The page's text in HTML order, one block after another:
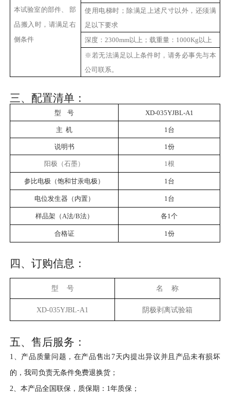
本试验室的部件、
部
品搬入时，请满足右
侧条件
使用电梯时；除满足上述尺寸以外，还须满
足以下要求
深度：2300mm以上；载重量：1000Kg以上
※若无法满足以上条件时，请务必事先与本
公司联系。
三、配置清单：
型 号 XD-035YJBL-A1
主 机 1台
说明书 1份
阳极（石墨） 1根
参比电极（饱和甘汞电极） 1台
电位发生器（内置） 1台
样品架（A法/B法） 各1个
合格证 1份
四、订购信息：
型 号 名 称
XD-035YJBL-A1 阴极剥离试验箱
五、售后服务：
1、产品质量问题，在产品售出7天内提出异议并且产品未有损坏
的，我司负责无条件免费退换货；
2、本产品全国联保，质保期：1年质保；